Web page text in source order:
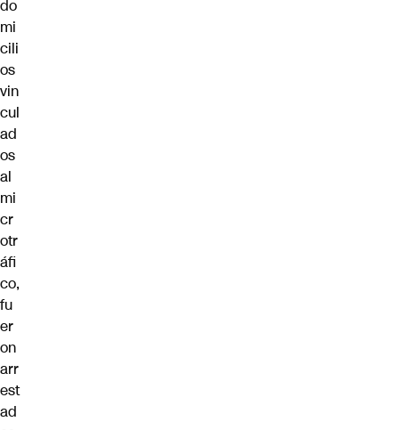
do
mi
cili
os
vin
cul
ad
os
al
mi
cr
otr
áfi
co,
fu
er
on
arr
est
ad